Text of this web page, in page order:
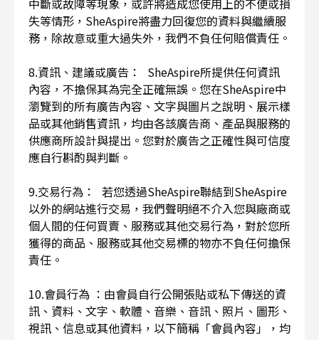
失等情形，SheAspire將盡力回復您的資料與繼續服
務，除故意或重大過失外，我們不負任何賠償責任。
8.資訊、建議或廣告： SheAspire所提供任何資訊
內容，不擔保其為完全正確無誤。您在SheAspire中
瀏覽到的所有廣告內容、文字與圖片之說明、展示樣
品或其他銷售資訊，均由各該廣告商、產品與服務的
供應商所設計與提出。您對於廣告之正確性與可信度
應自行斟酌與判斷。
9.交易行為： 若您透過SheAspire聯結到SheAspire
以外的網站進行交易，我們聲明絕不介入您與廠商或
個人間的任何買賣、服務或其他交易行為，對於您所
獲得的商品、服務或其他交易標的物亦不負任何擔保
責任。
10.會員行為 ：由會員自行公開張貼或私下傳送的資
訊、資料、文字、軟體、音樂、音訊、照片、圖形、
視訊、信息或其他資料，以下簡稱「會員內容」，均